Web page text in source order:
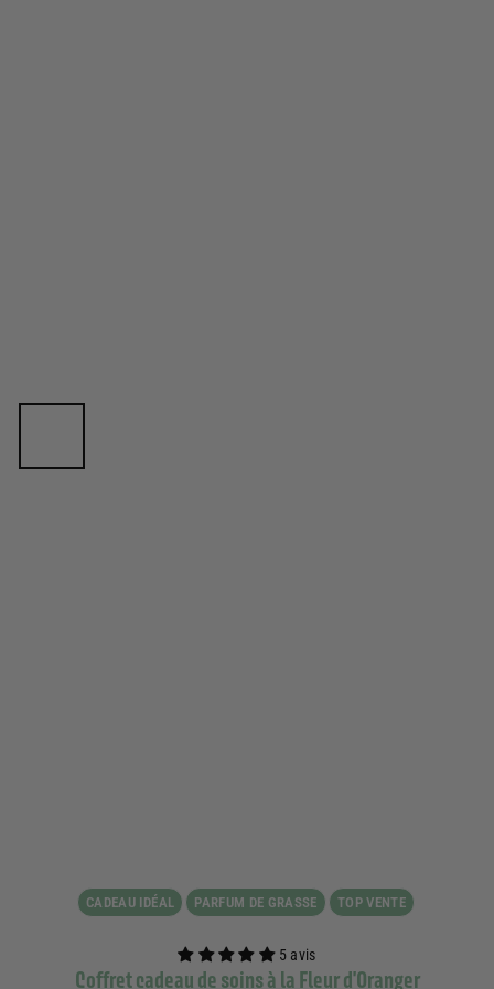
CADEAU IDÉAL PARFUM DE GRASSE TOP VENTE
5 avis
Coffret cadeau de soins à la Fleur d'Oranger